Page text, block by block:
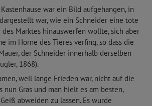
war ein Bild aufgehangen, in
war, wie ein Schneider eine tote
Marktes hinauswerfen wollte, sich aber
im Horne des Tieres verfing, so dass die
der Schneider innerhalb derselben
1868).
weil lange Frieden war, nicht auf die
nun Gras und man hielt es am besten,
abweiden zu lassen. Es wurde